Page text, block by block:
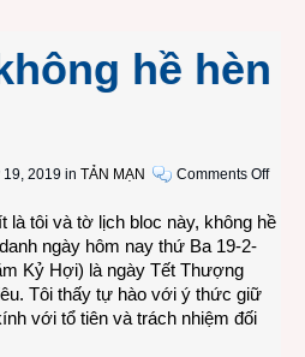
hề hèn
2019 in TẢN MẠN Comments Offon
ta
là tôi và tờ lịch bloc này, không hề
ngày hôm nay thứ Ba 19-2-
Kỷ Hợi) là ngày Tết Thượng
Tôi thấy tự hào với ý thức giữ
với tổ tiên và trách nhiệm đối